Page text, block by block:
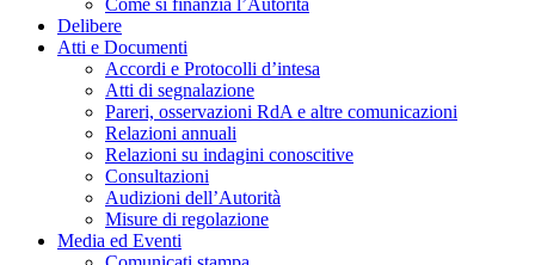
Come si finanzia l’Autorità
Delibere
Atti e Documenti
Accordi e Protocolli d’intesa
Atti di segnalazione
Pareri, osservazioni RdA e altre comunicazioni
Relazioni annuali
Relazioni su indagini conoscitive
Consultazioni
Audizioni dell’Autorità
Misure di regolazione
Media ed Eventi